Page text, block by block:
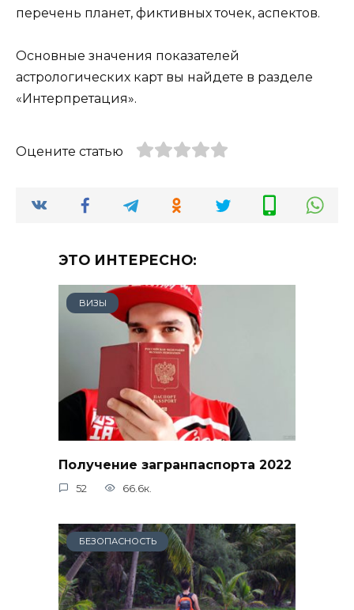
перечень планет, фиктивных точек, аспектов.
Основные значения показателей
астрологических карт вы найдете в разделе
«Интерпретация».
Оцените статью
ЭТО ИНТЕРЕСНО:
ВИЗЫ
Получение загранпаспорта 2022
52 66.6к.
БЕЗОПАСНОСТЬ